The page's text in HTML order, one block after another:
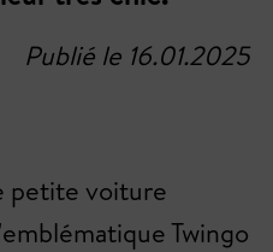
Publié le 16.01.2025
petite voiture
Twingo